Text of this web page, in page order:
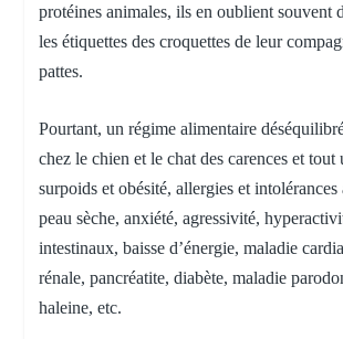
protéines animales, ils en oublient souvent
les étiquettes des croquettes de leur
pattes.
Pourtant, un régime alimentaire
chez le chien et le chat des carences et tout
surpoids et obésité, allergies et intolérances
peau sèche, anxiété, agressivité,
intestinaux, baisse d’énergie, maladie
rénale, pancréatite, diabète, maladie
haleine, etc.